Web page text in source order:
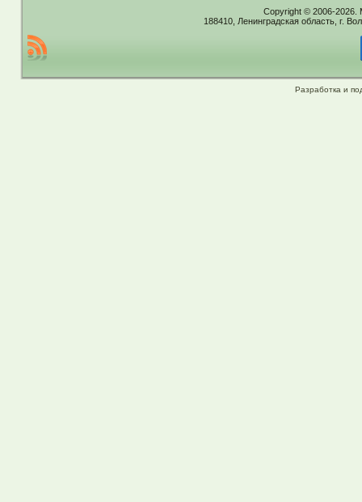
Copyright © 2006-2026.
188410, Ленинградская область, г.
Разработка и